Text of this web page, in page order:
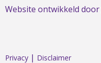
Website ontwikkeld door
Privacy | Disclaimer